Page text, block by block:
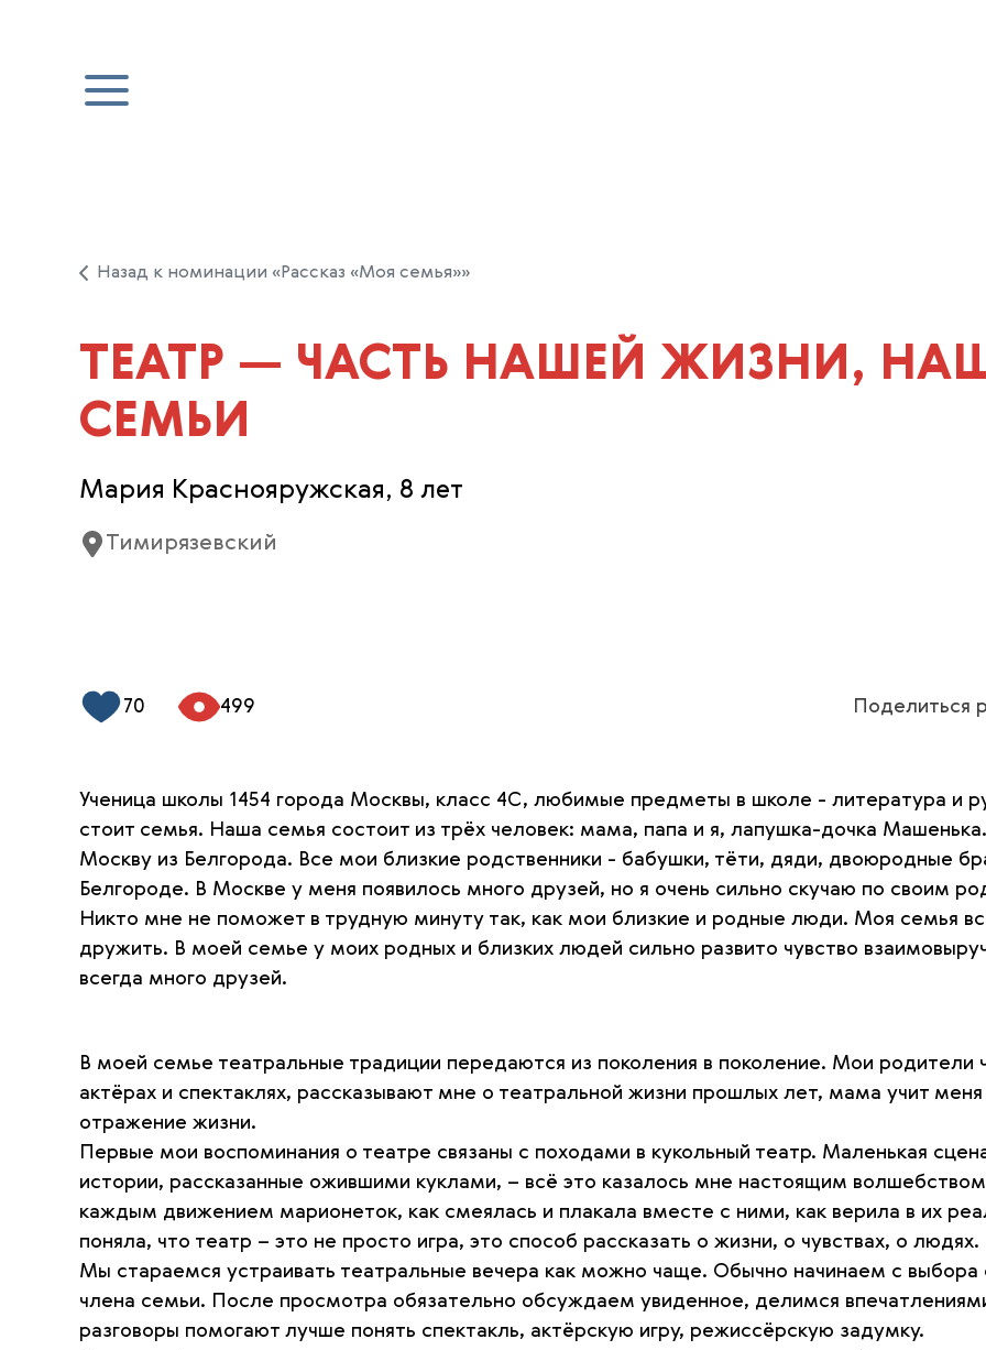
Назад к номинации «Рассказ «Моя семья»»
ТЕАТР — ЧАСТЬ НАШЕЙ ЖИЗНИ,
СЕМЬИ
Мария Краснояружская, 8 лет
Тимирязевский
70 499 Поделиться
Ученица школы 1454 города Москвы, класс 4С, любимые предметы в школе - литература и
стоит семья. Наша семья состоит из трёх человек: мама, папа и я, лапушка-дочка
Москву из Белгорода. Все мои близкие родственники - бабушки, тёти, дяди, двоюродные
Белгороде. В Москве у меня появилось много друзей, но я очень сильно скучаю по своим
Никто мне не поможет в трудную минуту так, как мои близкие и родные люди. Моя семья
дружить. В моей семье у моих родных и близких людей сильно развито чувство
всегда много друзей.
В моей семье театральные традиции передаются из поколения в поколение. Мои
актёрах и спектаклях, рассказывают мне о театральной жизни прошлых лет, мама учит
отражение жизни.
Первые мои воспоминания о театре связаны с походами в кукольный театр. Маленькая
истории, рассказанные ожившими куклами, – всё это казалось мне настоящим
каждым движением марионеток, как смеялась и плакала вместе с ними, как верила в их
поняла, что театр – это не просто игра, это способ рассказать о жизни, о чувствах, о людях.
Мы стараемся устраивать театральные вечера как можно чаще. Обычно начинаем с выбора
члена семьи. После просмотра обязательно обсуждаем увиденное, делимся
разговоры помогают лучше понять спектакль, актёрскую игру, режиссёрскую задумку.